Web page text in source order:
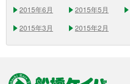
2015年6月
2015年5月
2015年3月
2015年2月